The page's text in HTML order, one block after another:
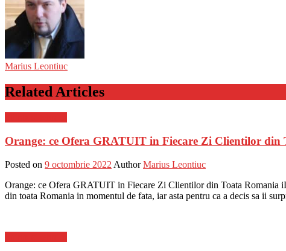
Marius Leontiuc
Related Articles
Orange: ce Ofera GRATUIT in Fiecare Zi Clientilor din
Posted on 9 octombrie 2022 Author Marius Leontiuc
Orange: ce Ofera GRATUIT in Fiecare Zi Clientilor din Toata Romania
din toata Romania in momentul de fata, iar asta pentru ca a decis sa ii